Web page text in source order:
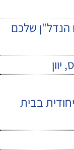
הנדל"ן שלכם
בבית